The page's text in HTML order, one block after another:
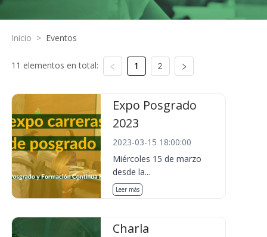
Inicio > Eventos
11 elementos en total: 1 2
Expo Posgrado
2023
2023-03-15 18:00:00
Miércoles 15 de marzo
desde la...
Leer más
Charla